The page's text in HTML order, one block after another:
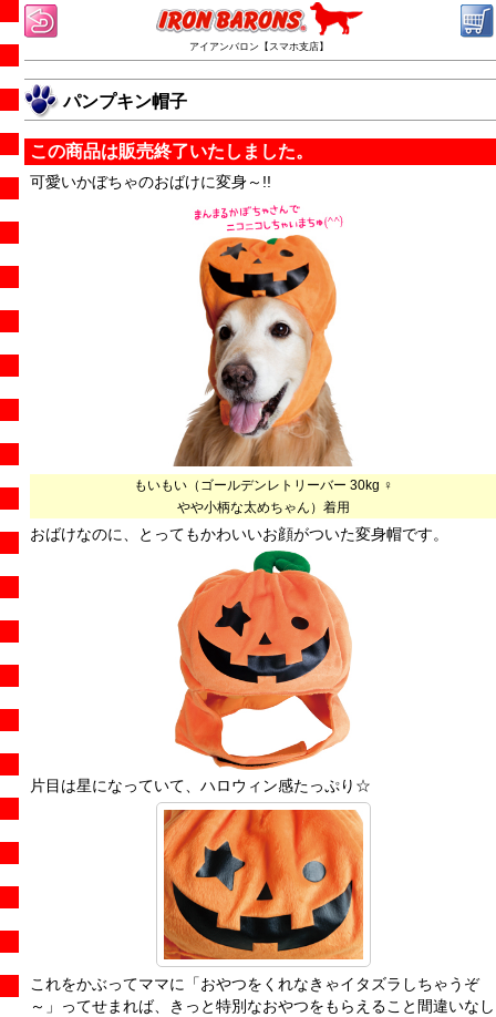
アイアンバロン【スマホ支店】
パンプキン帽子
この商品は販売終了いたしました。
可愛いかぼちゃのおばけに変身～!!
もいもい（ゴールデンレトリーバー 30kg ♀
やや小柄な太めちゃん）着用
おばけなのに、とってもかわいいお顔がついた変身帽です。
片目は星になっていて、ハロウィン感たっぷり☆
これをかぶってママに「おやつをくれなきゃイタズラしちゃうぞ
～」ってせまれば、きっと特別なおやつをもらえること間違いなし